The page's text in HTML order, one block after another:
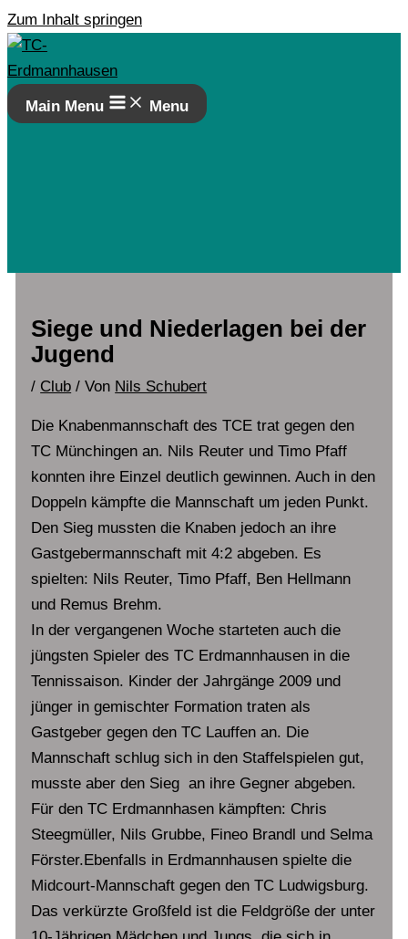
Zum Inhalt springen
Main Menu Menu
Siege und Niederlagen bei der
Jugend
/ Club / Von Nils Schubert
Die Knabenmannschaft des TCE trat gegen den
TC Münchingen an. Nils Reuter und Timo Pfaff
konnten ihre Einzel deutlich gewinnen. Auch in den
Doppeln kämpfte die Mannschaft um jeden Punkt.
Den Sieg mussten die Knaben jedoch an ihre
Gastgebermannschaft mit 4:2 abgeben. Es
spielten: Nils Reuter, Timo Pfaff, Ben Hellmann
und Remus Brehm.
In der vergangenen Woche starteten auch die
jüngsten Spieler des TC Erdmannhausen in die
Tennissaison. Kinder der Jahrgänge 2009 und
jünger in gemischter Formation traten als
Gastgeber gegen den TC Lauffen an. Die
Mannschaft schlug sich in den Staffelspielen gut,
musste aber den Sieg an ihre Gegner abgeben.
Für den TC Erdmannhasen kämpften: Chris
Steegmüller, Nils Grubbe, Fineo Brandl und Selma
Förster.Ebenfalls in Erdmannhausen spielte die
Midcourt-Mannschaft gegen den TC Ludwigsburg.
Das verkürzte Großfeld ist die Feldgröße der unter